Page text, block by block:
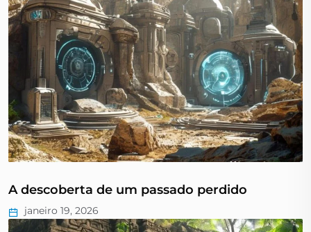
A descoberta de um passado perdido
janeiro 19, 2026